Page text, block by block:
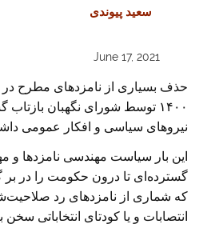
سعید پیوندی
June 17, 2021
حذف بسیاری از نامزدهای مطرح در
۱۴۰۰ توسط شورای نگهبان
نیروهای سیاسی و افکار عمومی
این بار سیاست مهندسی نامزدها و
گسترده‌ای تا درون حکومت را در بر
که شماری از نامزدهای رد
انتصابات و یا کودتای انتخاباتی